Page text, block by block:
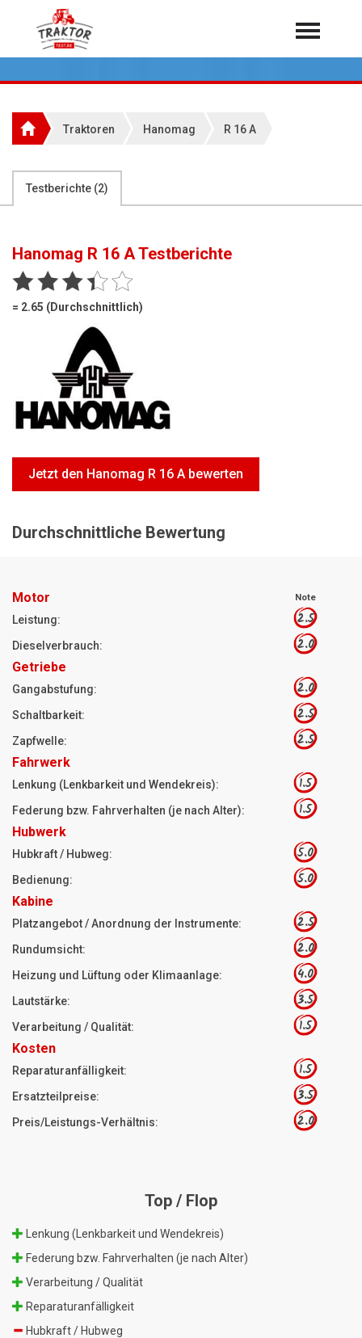
Home
Rundballenpressen
Teleskoplader
Hoflader
Freischneider
Jetzt Bewerten
Über 7.000 Testberichte
Traktoren Hanomag R 16 A
Testberichte (2)
Hanomag R 16 ATestberichte
= 2.65 (Durchschnittlich)
Jetzt den Hanomag R 16 A bewerten
Durchschnittliche Bewertung
Motor Note
Leistung: 2.5
Dieselverbrauch: 2.0
Getriebe
Gangabstufung: 2.0
Schaltbarkeit: 2.5
Zapfwelle: 2.5
Fahrwerk
Lenkung (Lenkbarkeit und Wendekreis): 1.5
Federung bzw. Fahrverhalten (je nach Alter): 1.5
Hubwerk
Hubkraft / Hubweg: 5.0
Bedienung: 5.0
Kabine
Platzangebot / Anordnung der Instrumente: 2.5
Rundumsicht: 2.0
Heizung und Lüftung oder Klimaanlage: 4.0
Lautstärke: 3.5
Verarbeitung / Qualität: 1.5
Kosten
Reparaturanfälligkeit: 1.5
Ersatzteilpreise: 3.5
Preis/Leistungs-Verhältnis: 2.0
Top / Flop
Lenkung (Lenkbarkeit und Wendekreis)
Federung bzw. Fahrverhalten (je nach Alter)
Verarbeitung / Qualität
Reparaturanfälligkeit
Hubkraft / Hubweg